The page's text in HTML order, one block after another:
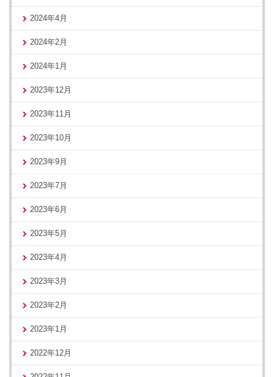
2024年4月
2024年2月
2024年1月
2023年12月
2023年11月
2023年10月
2023年9月
2023年7月
2023年6月
2023年5月
2023年4月
2023年3月
2023年2月
2023年1月
2022年12月